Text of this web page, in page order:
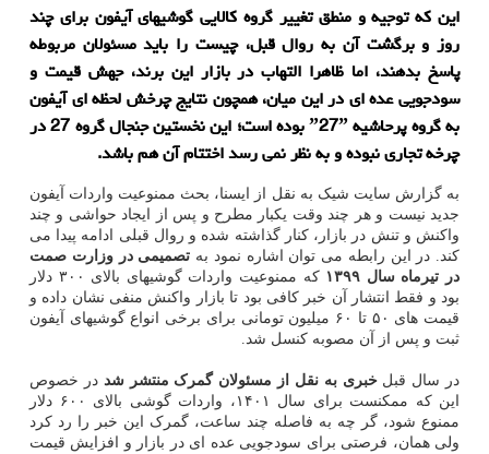
این که توجیه و منطق تغییر گروه کالایی گوشیهای آیفون برای چند
روز و برگشت آن به روال قبل، چیست را باید مسئولان مربوطه
پاسخ بدهند، اما ظاهرا التهاب در بازار این برند، جهش قیمت و
سودجویی عده ای در این میان، همچون نتایج چرخش لحظه ای آیفون
به گروه پرحاشیه ˮ27ˮ بوده است؛ این نخستین جنجال گروه 27 در
چرخه تجاری نبوده و به نظر نمی رسد اختتام آن هم باشد.
به گزارش سایت شیک به نقل از ایسنا، بحث ممنوعیت واردات آیفون
جدید نیست و هر چند وقت یکبار مطرح و پس از ایجاد حواشی و چند
واکنش و تنش در بازار، کنار گذاشته شده و روال قبلی ادامه پیدا می
کند. در این رابطه می توان اشاره نمود به تصمیمی در وزارت صمت
در تیرماه سال ۱۳۹۹
که ممنوعیت واردات گوشیهای بالای ۳۰۰ دلار
بود و فقط انتشار آن خبر کافی بود تا بازار واکنش منفی نشان داده و
قیمت های ۵۰ تا ۶۰ میلیون تومانی برای برخی انواع گوشیهای آیفون
ثبت و پس از آن مصوبه کنسل شد.
در سال قبلخبری به نقل از مسئولان گمرک منتشر شد در خصوص
این که ممکنست برای سال ۱۴۰۱، واردات گوشی بالای ۶۰۰ دلار
ممنوع شود، گر چه به فاصله چند ساعت، گمرک این خبر را رد کرد
ولی همان، فرصتی برای سودجویی عده ای در بازار و افزایش قیمت